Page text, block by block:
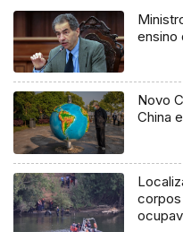
ensino
Novo
China
corpos